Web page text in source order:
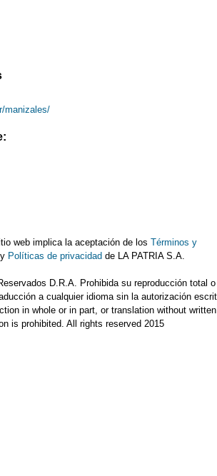
manizales/
web implica la aceptación de losTérminos y
y Políticas de privacidad de LA PATRIA S.A.
D.R.A. Prohibida su reproducción total o
a cualquier idioma sin la autorización
in whole or in part, or translation without written
is prohibited. All rights reserved 2015